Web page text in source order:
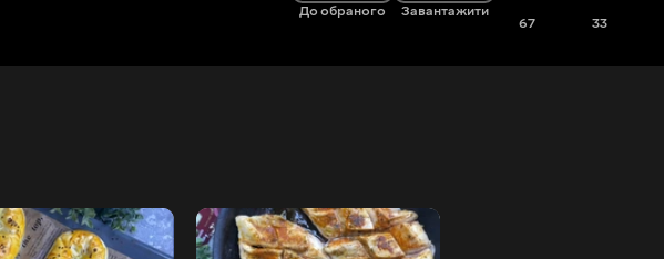
До обраного Завантажити
67 33